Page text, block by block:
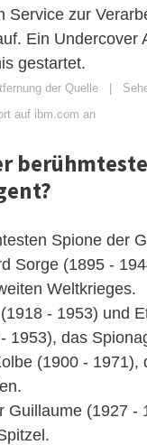
Service zur
Ein Undercover
gestartet.
der Quelle |
auf ibm.com an
berühmteste
Spione der
Sorge (1895 -
Weltkrieges.
- 1953) und
1953), das
(1900 - 1971),
Guillaume (1927 -